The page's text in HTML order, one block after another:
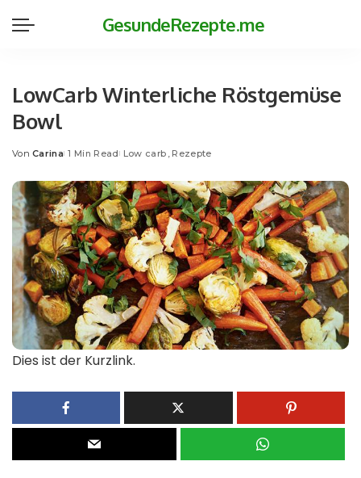
GesundeRezepte.me
LowCarb Winterliche Röstgemüse
Bowl
Posted
Von Carina 1 Min Read Low carb Rezepte
Dies ist der Kurzlink.